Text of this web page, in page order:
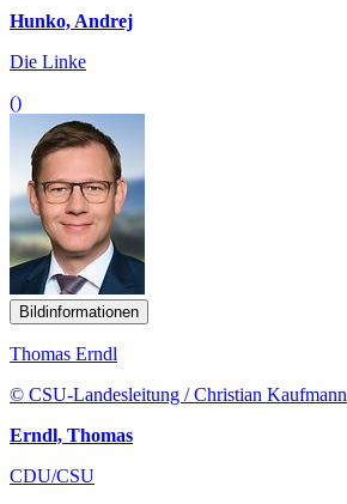
Hunko, Andrej
Die Linke
()
Bildinformationen
Thomas Erndl
© CSU-Landesleitung / Christian Kaufmann
Erndl, Thomas
CDU/CSU